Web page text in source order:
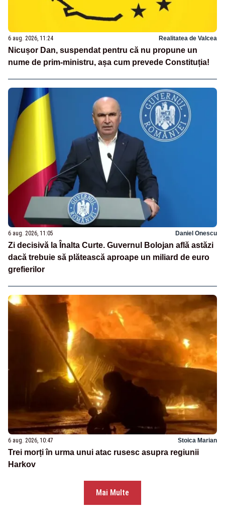
6 aug. 2026, 11:24 Realitatea de Valcea
Nicușor Dan, suspendat pentru că nu propune un
nume de prim-ministru, așa cum prevede Constituția!
6 aug. 2026, 11:05 Daniel Onescu
Zi decisivă la Înalta Curte. Guvernul Bolojan află astăzi
dacă trebuie să plătească aproape un miliard de euro
grefierilor
6 aug. 2026, 10:47 Stoica Marian
Trei morți în urma unui atac rusesc asupra regiunii
Harkov
Mai Multe